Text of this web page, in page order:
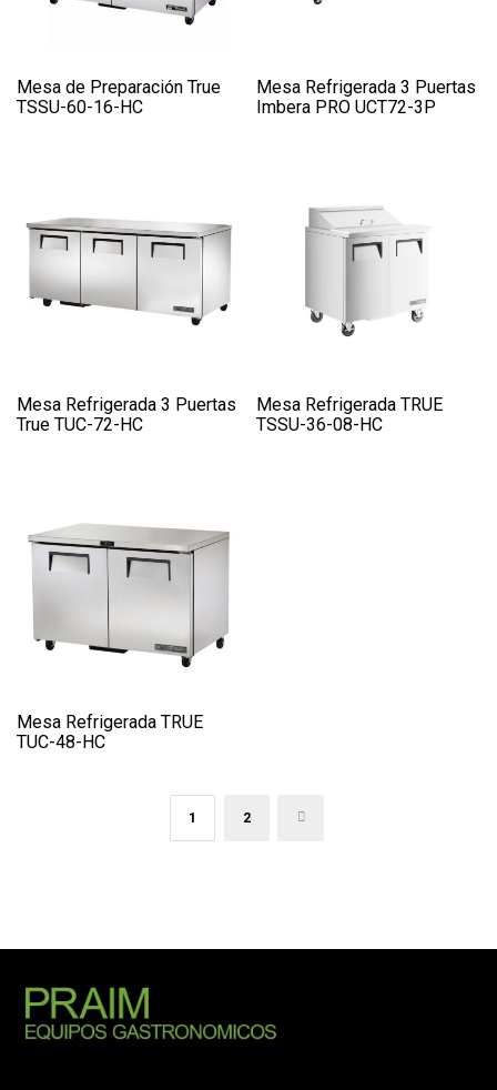
Mesa de Preparación True
TSSU-60-16-HC
Mesa Refrigerada 3 Puertas
Imbera PRO UCT72-3P
Mesa Refrigerada 3 Puertas
True TUC-72-HC
Mesa Refrigerada TRUE
TSSU-36-08-HC
Mesa Refrigerada TRUE
TUC-48-HC
1 2 →